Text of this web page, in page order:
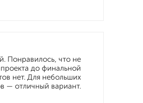
Понравилось, что не
до финальной
нет. Для небольших
— отличный вариант.